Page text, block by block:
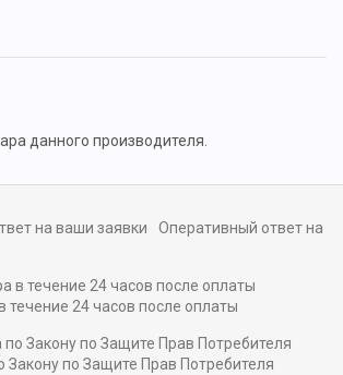
данного производителя.
Оперативный ответ на
течение 24 часов после оплаты
Закону по Защите Прав Потребителя